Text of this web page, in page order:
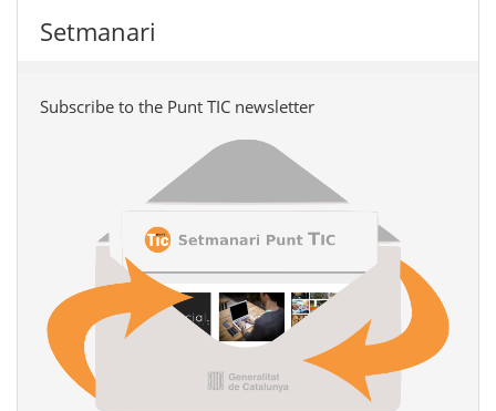
Setmanari
Subscribe to the Punt TIC newsletter